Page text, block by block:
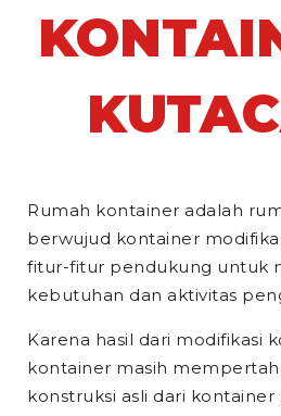
Rumah kontainer adalah
berwujud kontainer
fitur-fitur pendukung untuk
kebutuhan dan aktivitas
Karena hasil dari modifikasi
kontainer masih
konstruksi asli dari kontainer